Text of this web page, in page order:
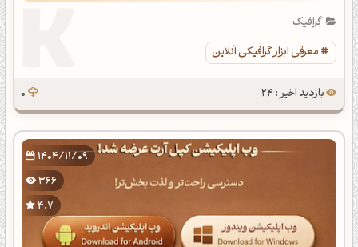
گرافیک
معرفی ابزار گرافیکی آنلاین
بازدید اخیر : 24 0
1404/11/09
366
4.7